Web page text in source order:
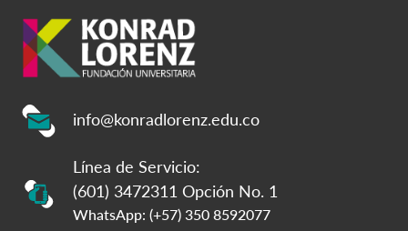
info@konradlorenz.edu.co
Línea de Servicio:
(601) 3472311 Opción No. 1
WhatsApp: (+57) 350 8592077